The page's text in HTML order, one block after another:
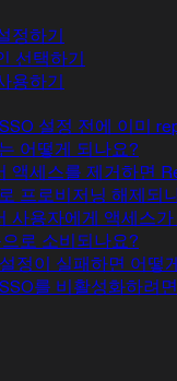
정하기
선택하기
용하기
설정 전에 이미
어떻게 되나요?
액세스를 제거하면
프로비저닝 해제되
사용자에게 액세스
로 소비되나요?
정이 실패하면 어떻
를 비활성화하려